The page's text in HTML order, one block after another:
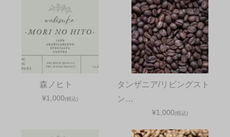
森ノヒト
¥1,000(税込)
タンザニア/リビングスト
ン…
¥1,000(税込)